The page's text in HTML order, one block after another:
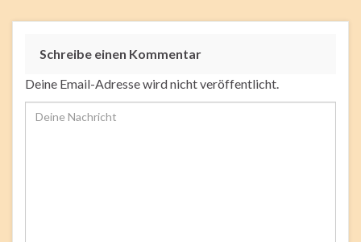
Schreibe einen Kommentar
Deine Email-Adresse wird nicht veröffentlicht.